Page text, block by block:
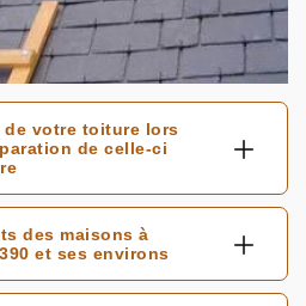
de votre toiture lors
de celle-ci
des maisons à
et ses environs